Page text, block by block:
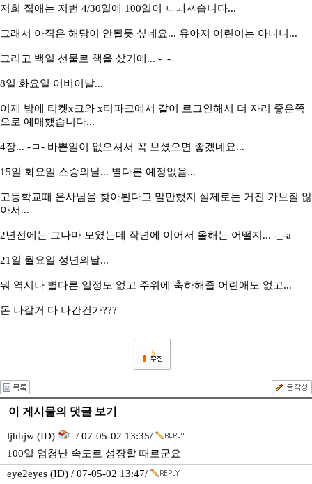
저희 집애는 저번 4/30일에 100일이 ㅤㄷㅚㅆ습니다...
그래서 아직은 해당이 안될듯 싶네요... 유아지 어린이는 아니니...
그리고 백일 선물로 책을 샀기에... -_-
8일 화요일 어버이날...
어제 밤에 티켓x크와 x터파크에서 같이 로그인해서 더 자리 좋은쪽
으로 예매했습니다...
4장... -ㅁ- 바쁜일이 없으셔서 꼭 보셨으면 좋겠네요...
15일 화요일 스승의날... 별다른 예정없음...
고등학교때 은사님을 찾아뵌다고 말만했지 실제로는 거진 가보질 않
아서...
2년전에는 그나마 모였는데 작년에 이어서 올해는 어떨지... -_-a
21일 월요일 성년의날...
뭐 역시나 별다른 일정도 없고 주위에 축하해줄 어린애도 없고...
돈 나갈거 다 나간건가???
5
이 게시물의 댓글 보기
ljhhjw (ID)
/ 07-05-02 13:35/
100일 엄청난 속도로 성장할 때로군요
eye2eyes (ID) / 07-05-02 13:47/